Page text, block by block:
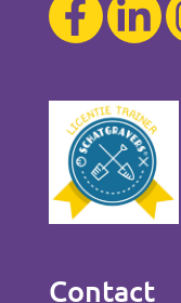
Contact